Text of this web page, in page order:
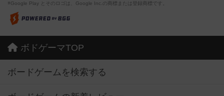
※Google Play とそのロゴは、Google Inc.の商標または登録商標です。
ボドゲーマTOP
ボードゲームを検索する